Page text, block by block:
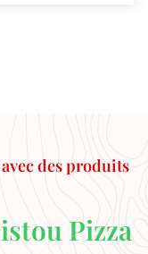
des produits
Pizza